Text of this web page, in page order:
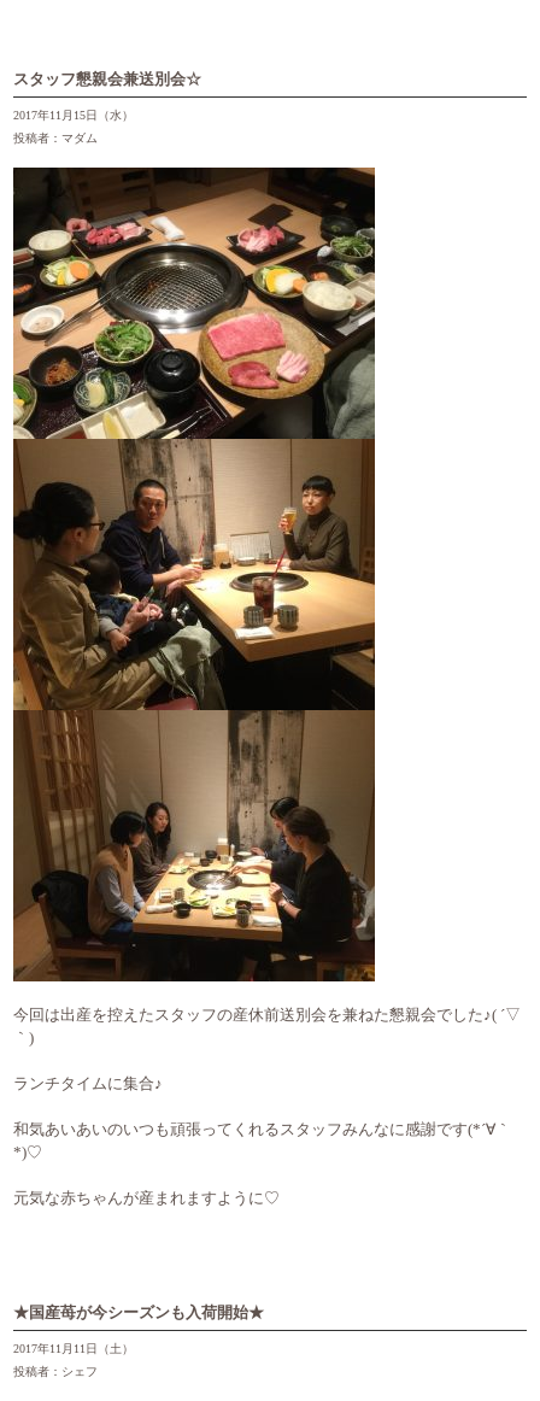
スタッフ懇親会兼送別会☆
2017年11月15日（水）
投稿者：マダム
今回は出産を控えたスタッフの産休前送別会を兼ねた懇親会でした♪( ´▽
｀)
ランチタイムに集合♪
和気あいあいのいつも頑張ってくれるスタッフみんなに感謝です(*´∀｀
*)♡
元気な赤ちゃんが産まれますように♡
★国産苺が今シーズンも入荷開始★
2017年11月11日（土）
投稿者：シェフ